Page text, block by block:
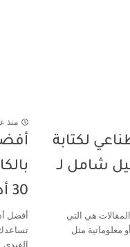
لكتابة
والمقالات 2026 |(دليل شامل لـ
هي التي
معلوماتية مثل
منذ
30 أداة مجانية)
تساعدك
الفيدي...